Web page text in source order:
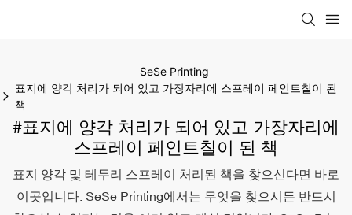
SeSe Printing
표지에 양각 처리가 되어 있고 가장자리에 스프레이 페인트칠이 된
책
#표지에 양각 처리가 되어 있고 가장자리에
스프레이 페인트칠이 된 책
표지 양각 및 테두리 스프레이 처리된 책을 찾으신다면 바로
이곳입니다. SeSe Printing에서는 무엇을 찾으시든 반드시